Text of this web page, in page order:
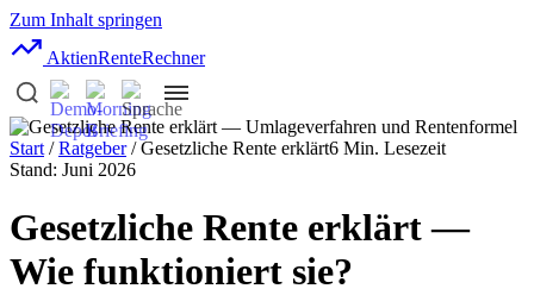
Zum Inhalt springen
AktienRenteRechner
Start /Ratgeber/ Gesetzliche Rente erklärt6 Min. Lesezeit
Stand: Juni 2026
Gesetzliche Rente erklärt —
Wie funktioniert sie?